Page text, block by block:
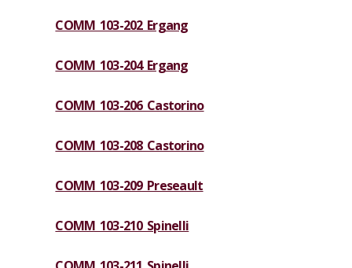
COMM 103-202 Ergang
COMM 103-204 Ergang
COMM 103-206 Castorino
COMM 103-208 Castorino
COMM 103-209 Preseault
COMM 103-210 Spinelli